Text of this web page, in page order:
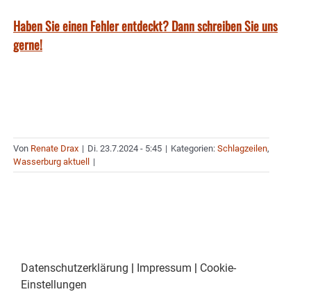
Haben Sie einen Fehler entdeckt? Dann schreiben Sie uns
gerne!
Von Renate Drax | Di. 23.7.2024 - 5:45 | Kategorien: Schlagzeilen,
Wasserburg aktuell
|
Datenschutzerklärung | Impressum | Cookie-
Einstellungen